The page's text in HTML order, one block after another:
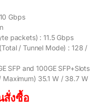
Gbps
packets) : 11.5 Gbps
/ Tunnel Mode) : 128 /
SFP and 100GE SFP+Slots
35.1 W / 38.7 W
สั่งซื้อ